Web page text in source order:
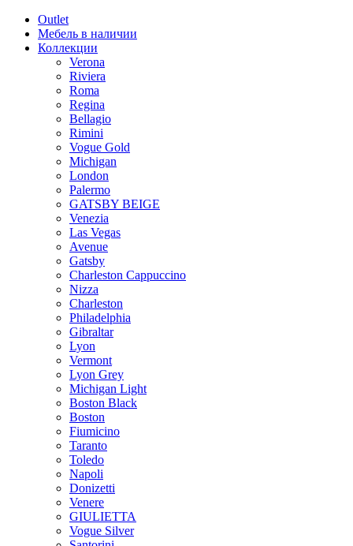
Outlet
Мебель в наличии
Коллекции
Verona
Riviera
Roma
Regina
Bellagio
Rimini
Vogue Gold
Michigan
London
Palermo
GATSBY BEIGE
Venezia
Las Vegas
Avenue
Gatsby
Charleston Cappuccino
Nizza
Charleston
Philadelphia
Gibraltar
Lyon
Vermont
Lyon Grey
Michigan Light
Boston Black
Boston
Fiumicino
Taranto
Toledo
Napoli
Donizetti
Venere
GIULIETTA
Vogue Silver